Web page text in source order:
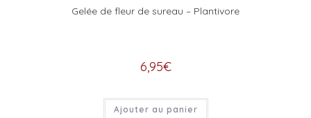
Gelée de fleur de sureau – Plantivore
6,95€
Ajouter au panier